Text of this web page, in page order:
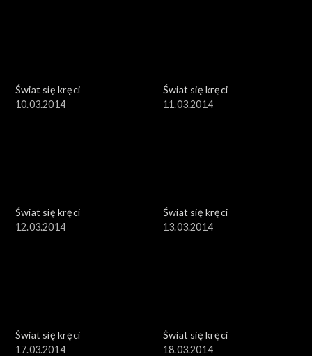
Świat się kręci
10.03.2014
Świat się kręci
11.03.2014
Świat się kręci
12.03.2014
Świat się kręci
13.03.2014
Świat się kręci
17.03.2014
Świat się kręci
18.03.2014